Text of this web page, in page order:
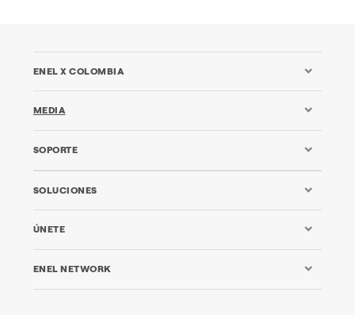
ENEL X COLOMBIA
MEDIA
SOPORTE
SOLUCIONES
ÚNETE
ENEL NETWORK